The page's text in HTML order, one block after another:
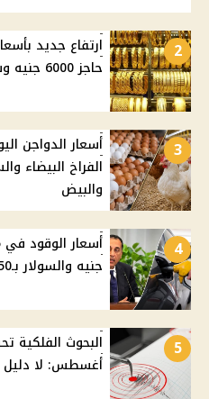
2
حاجز 6000 جنيه وسط مكاسب عالمية للمعدن
3
الفراخ البيضاء
والبيض
4
جنيه والسولار بـ20.50 جنيه
5
أغسطس: لا دليل